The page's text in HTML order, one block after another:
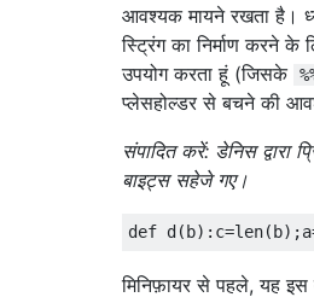
आवश्यक मायने रखता है।
स्ट्रिंग का निर्माण करने के
उपयोग करता हूं (जिसके
प्लेसहोल्डर से बचने की
संपादित करें: डेनिस
बाइट्स सहेजे गए।
def d ( b): c=len( b);a
मिनिफ़ायर से पहले, यह इस